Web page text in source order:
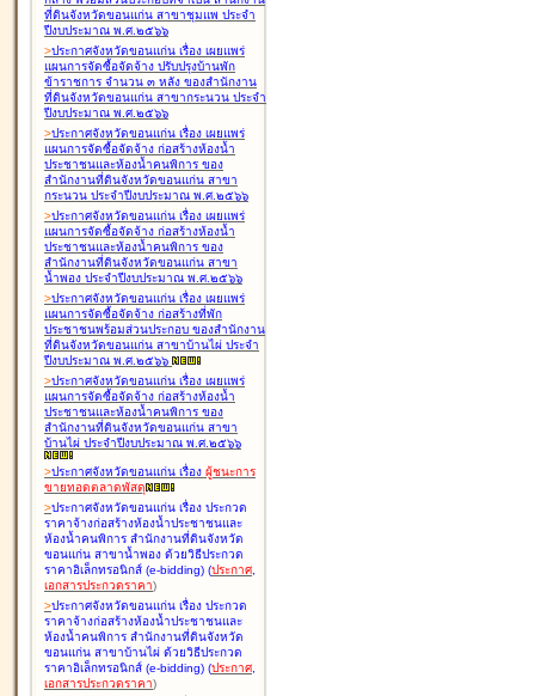
ที่ดินจังหวัดขอนแก่น สาขาชุมแพ ประจำ
ปีงบประมาณ พ.ศ.๒๕๖๖
>ประกาศจังหวัดขอนแก่น เรื่อง เผยแพร่
แผนการจัดซื้อจัดจ้าง ปรับปรุงบ้านพัก
ข้าราชการ จำนวน ๓ หลัง ของสำนักงาน
ที่ดินจังหวัดขอนแก่น สาขากระนวน ประจำ
ปีงบประมาณ พ.ศ.๒๕๖๖
>ประกาศจังหวัดขอนแก่น เรื่อง เผยแพร่
แผนการจัดซื้อจัดจ้าง ก่อสร้างห้องน้ำ
ประชาชนและห้องน้ำคนพิการ ของ
สำนักงานที่ดินจังหวัดขอนแก่น สาขา
กระนวน ประจำปีงบประมาณ พ.ศ.๒๕๖๖
>ประกาศจังหวัดขอนแก่น เรื่อง เผยแพร่
แผนการจัดซื้อจัดจ้าง ก่อสร้างห้องน้ำ
ประชาชนและห้องน้ำคนพิการ ของ
สำนักงานที่ดินจังหวัดขอนแก่น สาขา
น้ำพอง ประจำปีงบประมาณ พ.ศ.๒๕๖๖
>ประกาศจังหวัดขอนแก่น เรื่อง เผยแพร่
แผนการจัดซื้อจัดจ้าง ก่อสร้างที่พัก
ประชาชนพร้อมส่วนประกอบ ของสำนักงาน
ที่ดินจังหวัดขอนแก่น สาขาบ้านไผ่ ประจำ
ปีงบประมาณ พ.ศ.๒๕๖๖
>ประกาศจังหวัดขอนแก่น เรื่อง เผยแพร่
แผนการจัดซื้อจัดจ้าง ก่อสร้างห้องน้ำ
ประชาชนและห้องน้ำคนพิการ ของ
สำนักงานที่ดินจังหวัดขอนแก่น สาขา
บ้านไผ่ ประจำปีงบประมาณ พ.ศ.๒๕๖๖
>ประกาศจังหวัดขอนแก่น เรื่อง ผู้ชนะการ
ขายทอดตลาดพัสดุ
>ประกาศจังหวัดขอนแก่น เรื่อง ประกวด
ราคาจ้างก่อสร้างห้องน้ำประชาชนและ
ห้องน้ำคนพิการ สำนักงานที่ดินจังหวัด
ขอนแก่น สาขาน้ำพอง ด้วยวิธีประกวด
ราคาอิเล็กทรอนิกส์ (e-bidding) (ประกาศ,
เอกสารประกวดราคา)
>ประกาศจังหวัดขอนแก่น เรื่อง ประกวด
ราคาจ้างก่อสร้างห้องน้ำประชาชนและ
ห้องน้ำคนพิการ สำนักงานที่ดินจังหวัด
ขอนแก่น สาขาบ้านไผ่ ด้วยวิธีประกวด
ราคาอิเล็กทรอนิกส์ (e-bidding) (ประกาศ,
เอกสารประกวดราคา)